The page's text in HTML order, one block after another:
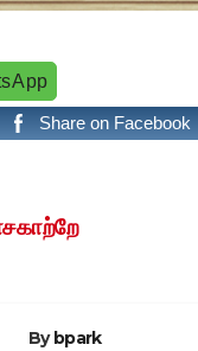
Share on Facebook
By bpark